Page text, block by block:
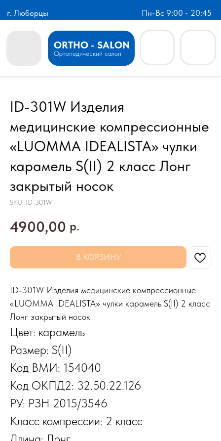
г. Люберцы Пн-Вс 9:00 - 20:45
ORTHO - SALON
Ортопедический салон
ID-301W Изделия
медицинские компрессионные
«LUOMMA IDEALISTA» чулки
карамель S(II) 2 класс Лонг
закрытый носок
SKU: ID-301W
4900,00 р.
В КОРЗИНУ
ID-301W Изделия медицинские компрессионные
«LUOMMA IDEALISTA» чулки карамель S(II) 2 класс
Лонг закрытый носок
Цвет: карамель
Размер: S(II)
Код ВМИ: 154040
Код ОКПД2: 32.50.22.126
РУ: РЗН 2015/3546
Класс компрессии: 2 класс